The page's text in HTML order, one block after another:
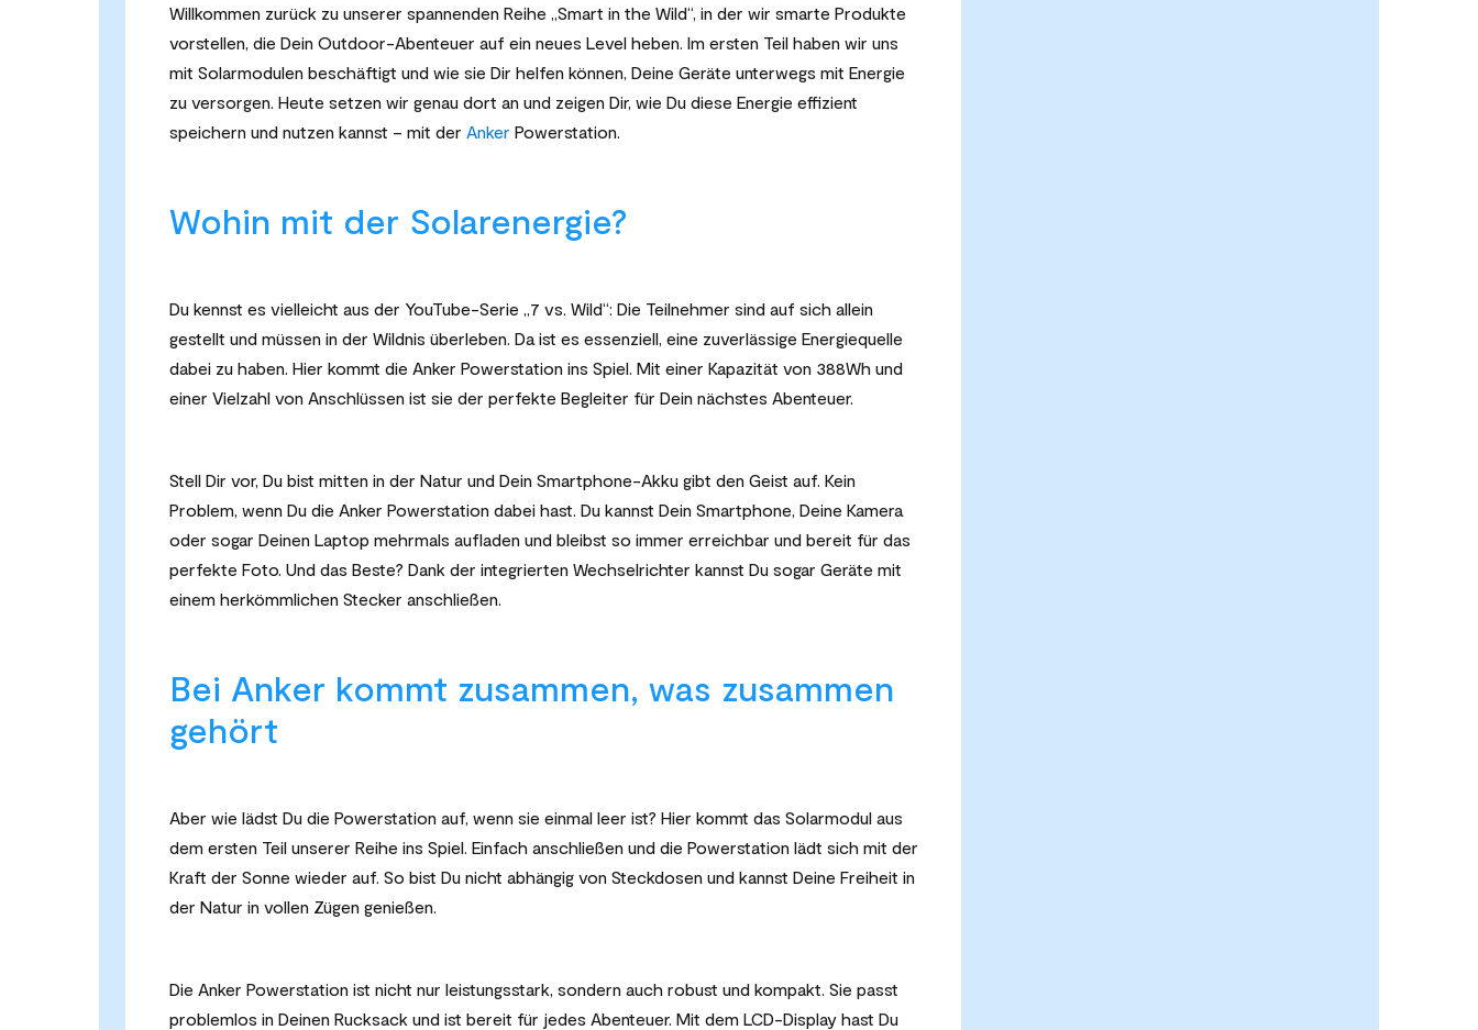
Willkommen zurück zu unserer spannenden Reihe „Smart in the Wild“, in der wir smarte Produkte
vorstellen, die Dein Outdoor-Abenteuer auf ein neues Level heben. Im ersten Teil haben wir uns
mit Solarmodulen beschäftigt und wie sie Dir helfen können, Deine Geräte unterwegs mit Energie
zu versorgen. Heute setzen wir genau dort an und zeigen Dir, wie Du diese Energie effizient
speichern und nutzen kannst – mit der Anker Powerstation.
Wohin mit der Solarenergie?
Du kennst es vielleicht aus der YouTube-Serie „7 vs. Wild“: Die Teilnehmer sind auf sich allein
gestellt und müssen in der Wildnis überleben. Da ist es essenziell, eine zuverlässige Energiequelle
dabei zu haben. Hier kommt die Anker Powerstation ins Spiel. Mit einer Kapazität von 388Wh und
einer Vielzahl von Anschlüssen ist sie der perfekte Begleiter für Dein nächstes Abenteuer.
Stell Dir vor, Du bist mitten in der Natur und Dein Smartphone-Akku gibt den Geist auf. Kein
Problem, wenn Du die Anker Powerstation dabei hast. Du kannst Dein Smartphone, Deine Kamera
oder sogar Deinen Laptop mehrmals aufladen und bleibst so immer erreichbar und bereit für das
perfekte Foto. Und das Beste? Dank der integrierten Wechselrichter kannst Du sogar Geräte mit
einem herkömmlichen Stecker anschließen.
Bei Anker kommt zusammen, was zusammen
gehört
Aber wie lädst Du die Powerstation auf, wenn sie einmal leer ist? Hier kommt das Solarmodul aus
dem ersten Teil unserer Reihe ins Spiel. Einfach anschließen und die Powerstation lädt sich mit der
Kraft der Sonne wieder auf. So bist Du nicht abhängig von Steckdosen und kannst Deine Freiheit in
der Natur in vollen Zügen genießen.
Die Anker Powerstation ist nicht nur leistungsstark, sondern auch robust und kompakt. Sie passt
problemlos in Deinen Rucksack und ist bereit für jedes Abenteuer. Mit dem LCD-Display hast Du